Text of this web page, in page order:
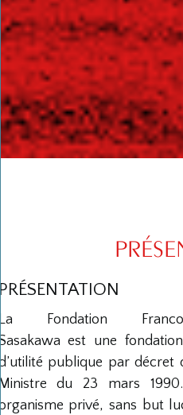
PRÉSENTATION
La Fondation Franco-
Sasakawa est une
d’utilité publique par décret
Ministre du 23 mars
organisme privé, sans but